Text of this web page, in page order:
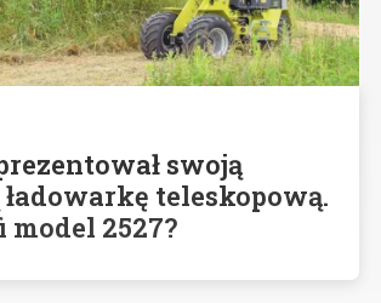
swoją
teleskopową.
model 2527?